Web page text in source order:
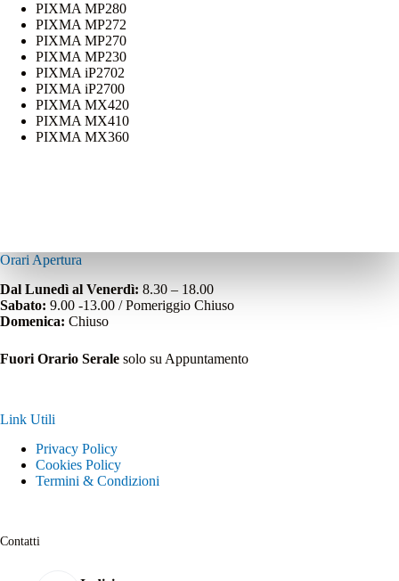
PIXMA MP280
PIXMA MP272
PIXMA MP270
PIXMA MP230
PIXMA iP2702
PIXMA iP2700
PIXMA MX420
PIXMA MX410
PIXMA MX360
Orari Apertura
Dal Lunedì al Venerdì: 8.30 – 18.00
Sabato: 9.00 -13.00 / Pomeriggio Chiuso
Domenica: Chiuso
Fuori Orario Serale solo su Appuntamento
Link Utili
Privacy Policy
Cookies Policy
Termini & Condizioni
Contatti